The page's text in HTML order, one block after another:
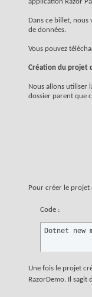
Dans ce billet, nous
de données.
Vous pouvez
Création du projet
Nous allons utiliser
dossier parent que
Pour créer le projet
Code :
Dotnet new
Une fois le projet
RazorDemo. Il